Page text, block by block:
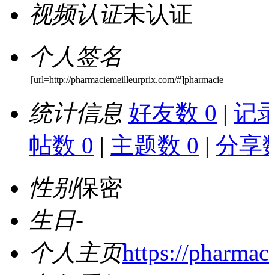
视频认证未认证
个人签名
[url=http://pharmaciemeilleurprix.com/#]pharmacie
统计信息 好友数 0 | 记
帖数 0 | 主题数 0 | 分享
性别保密
生日-
个人主页https://